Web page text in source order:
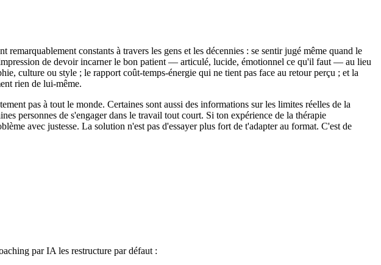
constants à travers les gens et les décennies : se sentir jugé même quand le
de devoir incarner le bon patient — articulé, lucide, émotionnel ce qu'il faut — au lieu
culture ou style ; le rapport coût-temps-énergie qui ne tient pas face au retour perçu ; et la
rien de lui-même.
pas à tout le monde. Certaines sont aussi des informations sur les limites réelles de la
personnes de s'engager dans le travail tout court. Si ton expérience de la thérapie
avec justesse. La solution n'est pas d'essayer plus fort de t'adapter au format. C'est de
par IA les restructure par défaut :